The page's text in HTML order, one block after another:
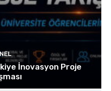
İnovasyon Proje